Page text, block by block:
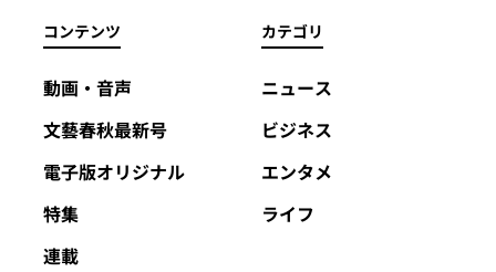
コンテンツ
動画・音声
文藝春秋最新号
電子版オリジナル
特集
連載
カテゴリ
ニュース
ビジネス
エンタメ
ライフ